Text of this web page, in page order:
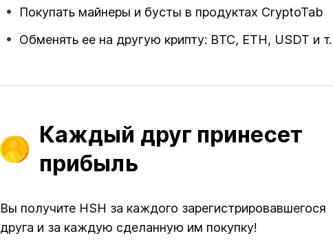
Покупать майнеры и бусты в продуктах CryptoTab
Обменять ее на другую крипту: BTC, ETH, USDT и
Каждый друг принесет
прибыль
Вы получите HSH за каждого зарегистрировавшегося
друга и за каждую сделанную им покупку!